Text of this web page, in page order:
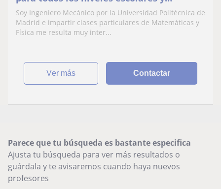
cualquier necesidad de preparación
Soy Ingeniero Mecánico por la Universidad Politécnica de
Madrid e impartir clases particulares de Matemáticas y
Física me resulta muy inter...
ver más Contactar
Parece que tu búsqueda es bastante especifica
Ajusta tu búsqueda para ver más resultados o
guárdala y te avisaremos cuando haya nuevos
profesores